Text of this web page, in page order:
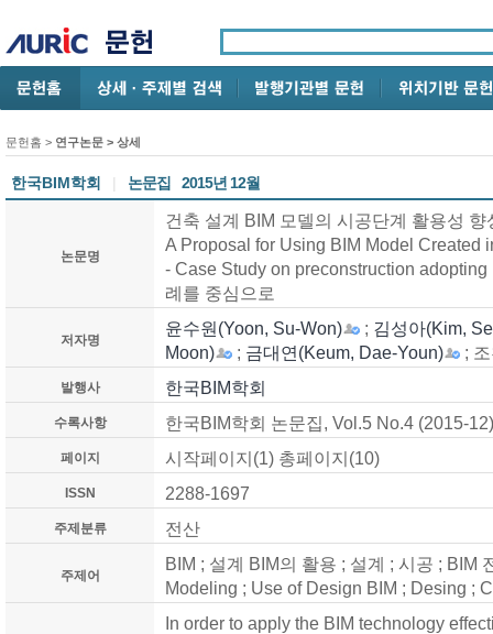
문헌홈 > 연구논문 > 상세
한국BIM학회 | 논문집 2015년 12월
논문명
건축 설계 BIM 모델의 시공단계 활용성
A Proposal for Using BIM Model Created
- Case Study on preconstruction
례를 중심으로
저자명
윤수원(Yoon, Su-Won) ; 김성아(Kim,
Moon)
; 금대연(Keum, Dae-Youn) ;
발행사 한국BIM학회
수록사항 한국BIM학회 논문집, Vol.5 No.4 (2015-12)
페이지 시작페이지(1) 총페이지(10)
ISSN 2288-1697
주제분류 전산
주제어
BIM ; 설계 BIM의 활용 ; 설계 ; 시공 ; BIM
Modeling ; Use of Design BIM ; Desing ;
In order to apply the BIM technology